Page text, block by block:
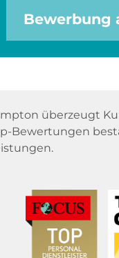
Bewerbung
überzeugt
Bewertungen